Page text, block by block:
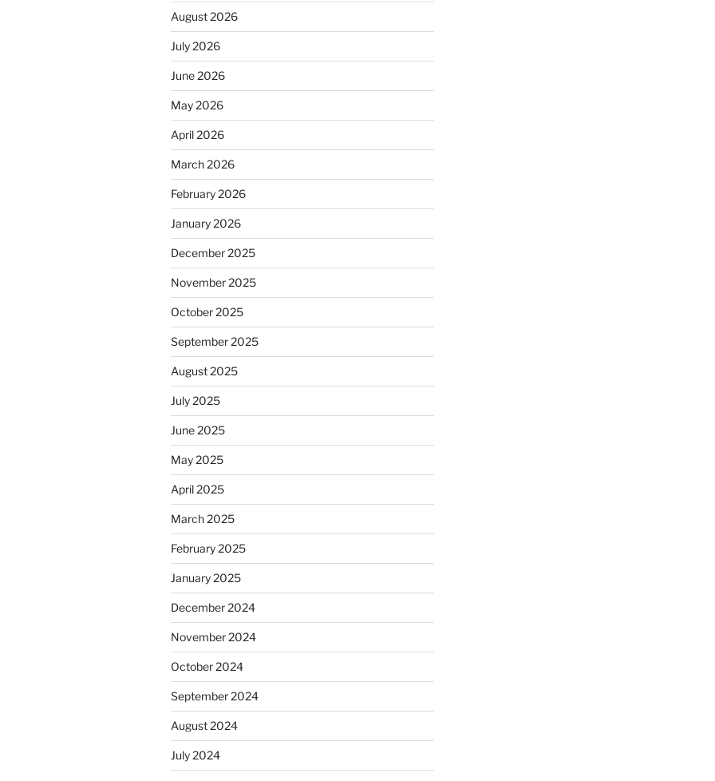
August 2026
July 2026
June 2026
May 2026
April 2026
March 2026
February 2026
January 2026
December 2025
November 2025
October 2025
September 2025
August 2025
July 2025
June 2025
May 2025
April 2025
March 2025
February 2025
January 2025
December 2024
November 2024
October 2024
September 2024
August 2024
July 2024